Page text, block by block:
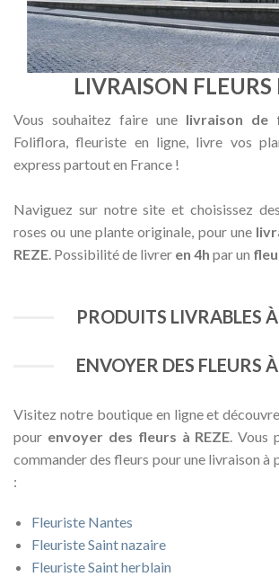
LIVRAISON FLEURS
Vous souhaitez faire une livraison de
Foliflora, fleuriste en ligne, livre vos
express partout en France !
Naviguez sur notre site et choisissez
roses ou une plante originale, pour une
REZE. Possibilité de livrer en 4h par un
PRODUITS LIVRABLES
ENVOYER DES FLEURS
Visitez notre boutique en ligne et
pour envoyer des fleurs à REZE. Vous
commander des fleurs pour une livraison à
:
Fleuriste Nantes
Fleuriste Saint nazaire
Fleuriste Saint herblain